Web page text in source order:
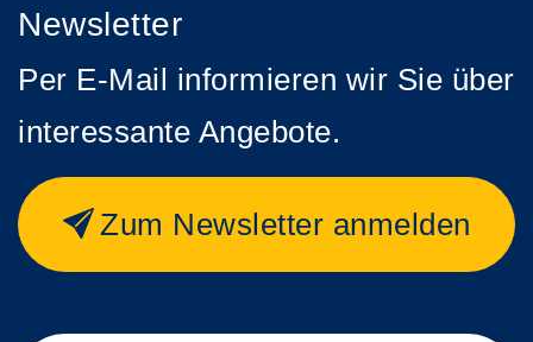
Newsletter
Per E-Mail informieren wir Sie über
interessante Angebote.
Zum Newsletter anmelden